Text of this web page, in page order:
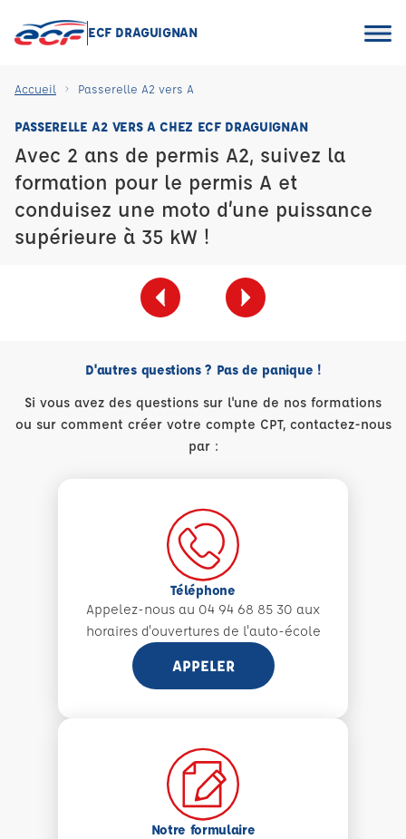
ECF DRAGUIGNAN
Accueil Passerelle A2 vers A
PASSERELLE A2 VERS A CHEZ ECF DRAGUIGNAN
Avec 2 ans de permis A2, suivez la
formation pour le permis A et
conduisez une moto d’une puissance
supérieure à 35 kW !
D'autres questions ? Pas de panique !
Si vous avez des questions sur l'une de nos formations
ou sur comment créer votre compte CPT, contactez-nous
par :
Téléphone
Appelez-nous au 04 94 68 85 30 aux
horaires d'ouvertures de l'auto-école
APPELER
Notre formulaire